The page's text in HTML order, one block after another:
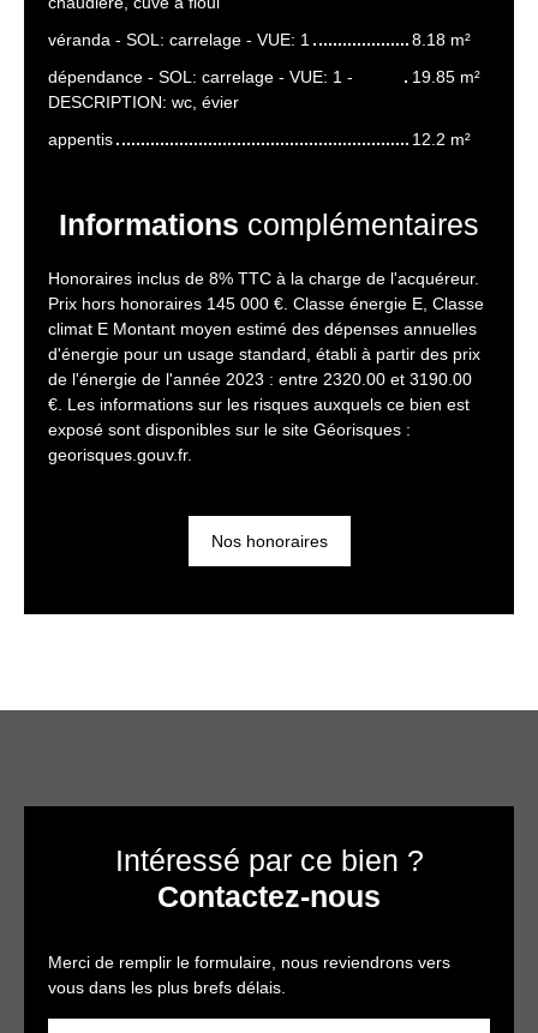
véranda - SOL: carrelage - VUE: 1
8.18 m²
dépendance - SOL: carrelage - VUE: 1 -
DESCRIPTION: wc, évier
19.85 m²
appentis 12.2 m²
Informations complémentaires
Honoraires inclus de 8% TTC à la charge de l'acquéreur.
Prix hors honoraires 145 000 €. Classe énergie E, Classe
climat E Montant moyen estimé des dépenses annuelles
d'énergie pour un usage standard, établi à partir des prix
de l'énergie de l'année 2023 : entre 2320.00 et 3190.00
€. Les informations sur les risques auxquels ce bien est
exposé sont disponibles sur le site Géorisques :
georisques.gouv.fr.
Nos honoraires
Intéressé par ce bien ?
Contactez-nous
Merci de remplir le formulaire, nous reviendrons vers
vous dans les plus brefs délais.